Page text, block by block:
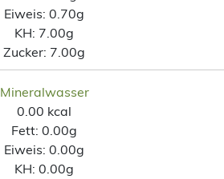
Eiweis: 0.70g
KH: 7.00g
Zucker: 7.00g
Mineralwasser
0.00 kcal
Fett: 0.00g
Eiweis: 0.00g
KH: 0.00g